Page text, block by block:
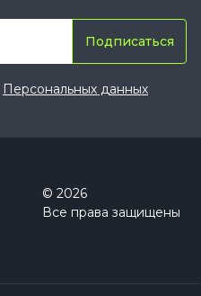
Подписаться
Персональных данных
© 2026
Все права защищены